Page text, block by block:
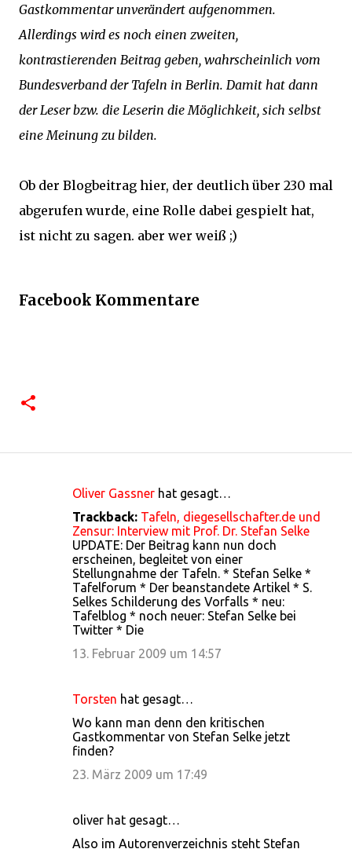
Gastkommentar unverändert aufgenommen.
Allerdings wird es noch einen zweiten,
kontrastierenden Beitrag geben, wahrscheinlich vom
Bundesverband der Tafeln in Berlin. Damit hat dann
der Leser bzw. die Leserin die Möglichkeit, sich selbst
eine Meinung zu bilden.
Ob der Blogbeitrag hier, der deutlich über 230 mal
abgerufen wurde, eine Rolle dabei gespielt hat,
ist nicht zu sagen. aber wer weiß ;)
Facebook Kommentare
Oliver Gassner hat gesagt…
Trackback: Tafeln, diegesellschafter.de und
Zensur: Interview mit Prof. Dr. Stefan Selke
UPDATE: Der Beitrag kann nun doch
erscheinen, begleitet von einer
Stellungnahme der Tafeln. * Stefan Selke *
Tafelforum * Der beanstandete Artikel * S.
Selkes Schilderung des Vorfalls * neu:
Tafelblog * noch neuer: Stefan Selke bei
Twitter * Die
13. Februar 2009 um 14:57
Torsten hat gesagt…
Wo kann man denn den kritischen
Gastkommentar von Stefan Selke jetzt
finden?
23. März 2009 um 17:49
oliver hat gesagt…
Also im Autorenverzeichnis steht Stefan